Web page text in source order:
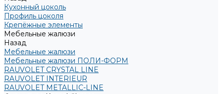
Кухонный цоколь
Профиль цоколя
Крепёжные элементы
Мебельные жалюзи
Назад
Мебельные жалюзи
Мебельные жалюзи ПОЛИ-ФОРМ
RAUVOLET CRYSTAL LINE
RAUVOLET INTERIEUR
RAUVOLET METALLIC-LINE